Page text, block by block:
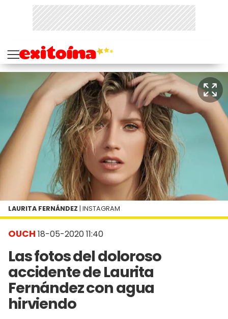
OUCH 18-05-2020 11:40
Las fotos del doloroso
accidente de Laurita
Fernández con agua
hirviendo
LAURITA FERNÁNDEZ | INSTAGRAM